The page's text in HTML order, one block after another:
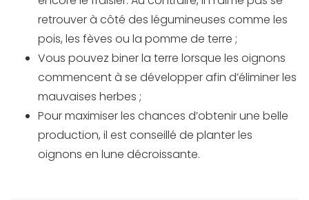
retrouver à côté des légumineuses comme les
pois, les fèves ou la pomme de terre ;
Vous pouvez biner la terre lorsque les oignons
commencent à se développer afin d’éliminer les
mauvaises herbes ;
Pour maximiser les chances d’obtenir une belle
production, il est conseillé de planter les
oignons en lune décroissante.